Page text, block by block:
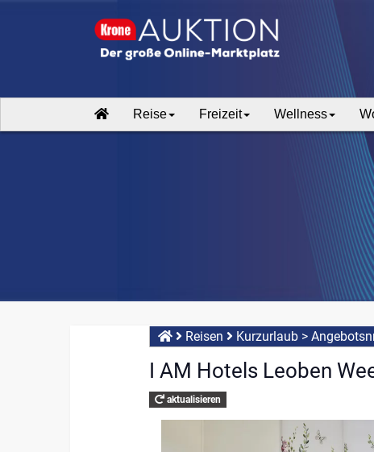
Reise Freizeit Wellness
Reisen Kurzurlaub>
I AM Hotels Leoben
aktualisieren